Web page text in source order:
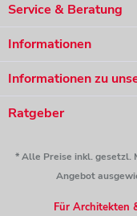
Service & Beratung
Informationen
Informationen zu
Ratgeber
* Alle Preise inkl. gesetzl.
Angebot
Für Architekten